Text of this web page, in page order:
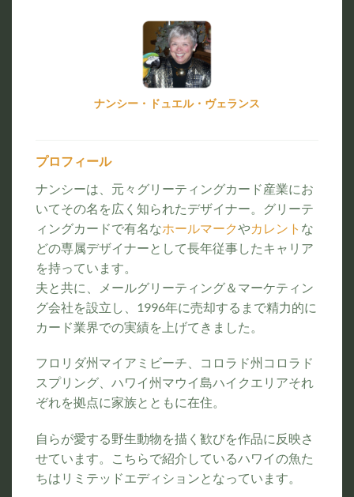
ナンシー・ドュエル・ヴェランス
プロフィール
ナンシーは、元々グリーティングカード産業にお
いてその名を広く知られたデザイナー。グリーテ
ィングカードで有名なホールマークやカレント な
どの専属デザイナーとして長年従事したキャリア
を持っています。
夫と共に、メールグリーティング＆マーケティン
グ会社を設立し、1996年に売却するまで精力的に
カード業界での実績を上げてきました。
フロリダ州マイアミビーチ、コロラド州コロラド
スプリング、ハワイ州マウイ島ハイクエリアそれ
ぞれを拠点に家族とともに在住。
自らが愛する野生動物を描く歓びを作品に反映さ
せています。こちらで紹介しているハワイの魚た
ちはリミテッドエディションとなっています。